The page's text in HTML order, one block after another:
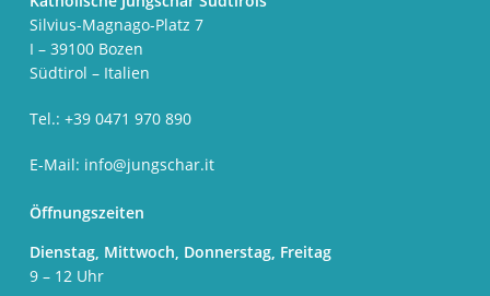
Silvius-Magnago-Platz 7
I – 39100 Bozen
Südtirol – Italien
Tel.: +39 0471 970 890
E-Mail: info@jungschar.it
Öffnungszeiten
Dienstag, Mittwoch, Donnerstag, Freitag
9 – 12 Uhr